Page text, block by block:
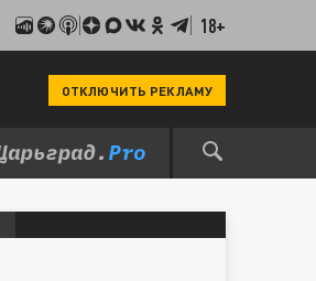
18+
ОТКЛЮЧИТЬ РЕКЛАМУ